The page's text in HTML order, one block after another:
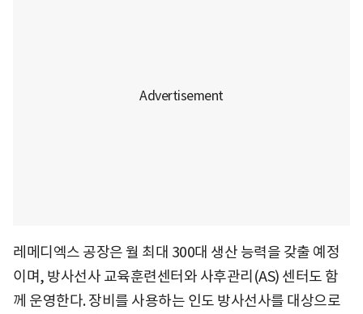
레메디엑스 공장은 월 최대 300대 생산 능력을 갖출 예정
이며, 방사선사 교육훈련센터와 사후관리(AS) 센터도 함
께 운영한다. 장비를 사용하는 인도 방사선사를 대상으로